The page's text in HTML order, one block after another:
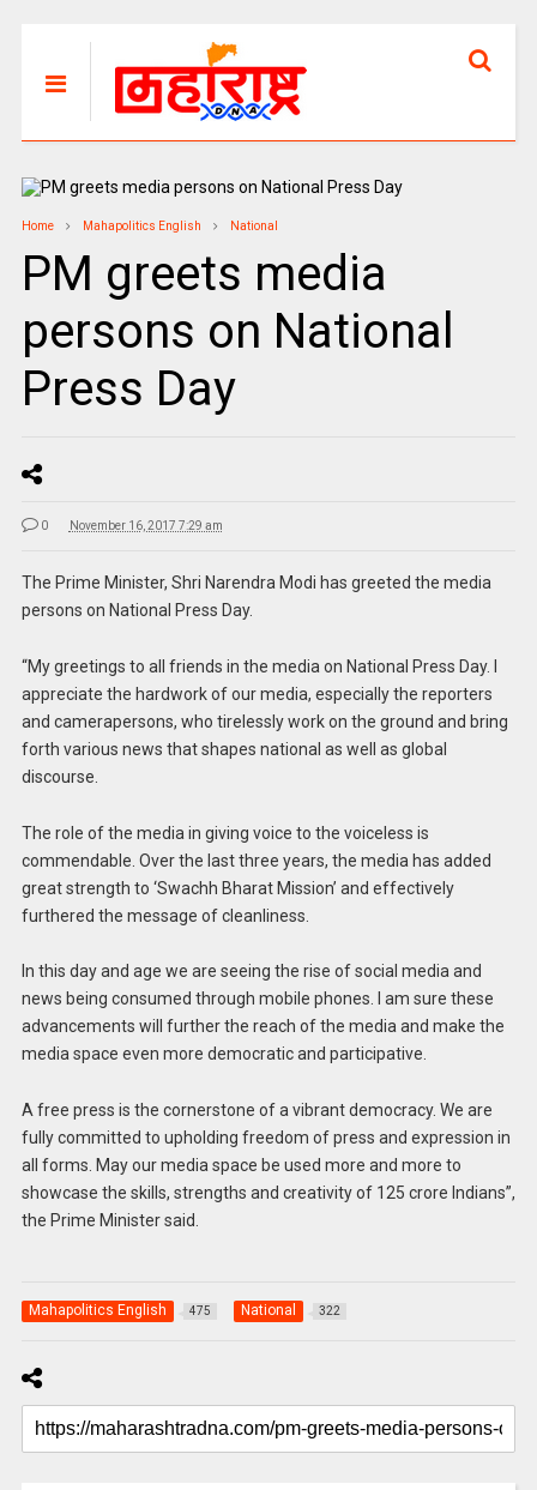
Home Mahapolitics English National
PM greets media
persons on National
Press Day
0 November 16, 2017 7:29 am
The Prime Minister, Shri Narendra Modi has greeted the media
persons on National Press Day.
“My greetings to all friends in the media on National Press Day. I
appreciate the hardwork of our media, especially the reporters
and camerapersons, who tirelessly work on the ground and bring
forth various news that shapes national as well as global
discourse.
The role of the media in giving voice to the voiceless is
commendable. Over the last three years, the media has added
great strength to ‘Swachh Bharat Mission’ and effectively
furthered the message of cleanliness.
In this day and age we are seeing the rise of social media and
news being consumed through mobile phones. I am sure these
advancements will further the reach of the media and make the
media space even more democratic and participative.
A free press is the cornerstone of a vibrant democracy. We are
fully committed to upholding freedom of press and expression in
all forms. May our media space be used more and more to
showcase the skills, strengths and creativity of 125 crore Indians”,
the Prime Minister said.
Mahapolitics English 475 National 322